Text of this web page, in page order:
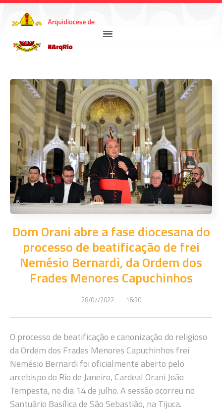
Dom Orani abre a fase diocesana do
processo de beatificação de frei
Nemésio Bernardi, da Ordem dos
Frades Menores Capuchinhos
28/07/2022 16:30
O processo de beatificação e canonização do religioso
da Ordem dos Frades Menores Capuchinhos frei
Nemésio Bernardi foi oficialmente aberto pelo
arcebispo do Rio de Janeiro, Cardeal Orani João
Tempesta, no dia 14 de julho. A sessão ocorreu no
Santuário Basílica de São Sebastião, na Tijuca.